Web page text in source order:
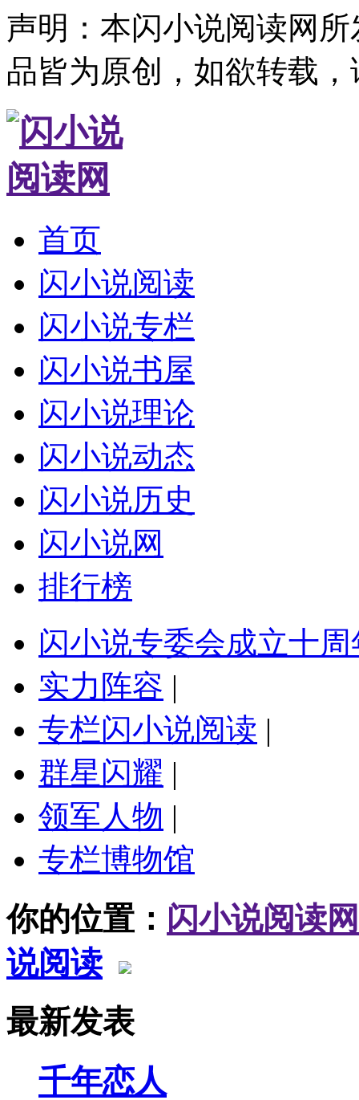
声明：本闪小说阅读网
品皆为原创，如欲转载
首页
闪小说阅读
闪小说专栏
闪小说书屋
闪小说理论
闪小说动态
闪小说历史
闪小说网
排行榜
闪小说专委会成立十周
实力阵容 |
专栏闪小说阅读 |
群星闪耀 |
领军人物 |
专栏博物馆
你的位置： 闪小说阅读网
说阅读
最新发表
千年恋人